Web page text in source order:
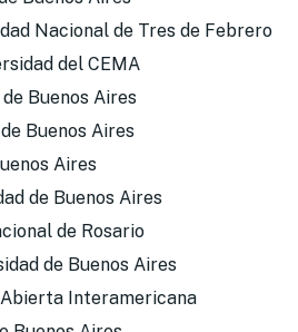
Nacional de Tres de Febrero
del CEMA
Buenos Aires
Buenos Aires
Aires
de Buenos Aires
de Rosario
de Buenos Aires
Abierta Interamericana